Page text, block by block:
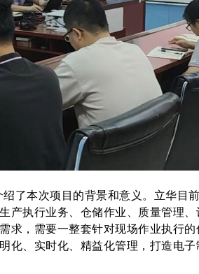
本次项目的背景和意义。立华目
执行业务、仓储作业、质量管理
，需要一整套针对现场作业执行
、实时化、精益化管理，打造电